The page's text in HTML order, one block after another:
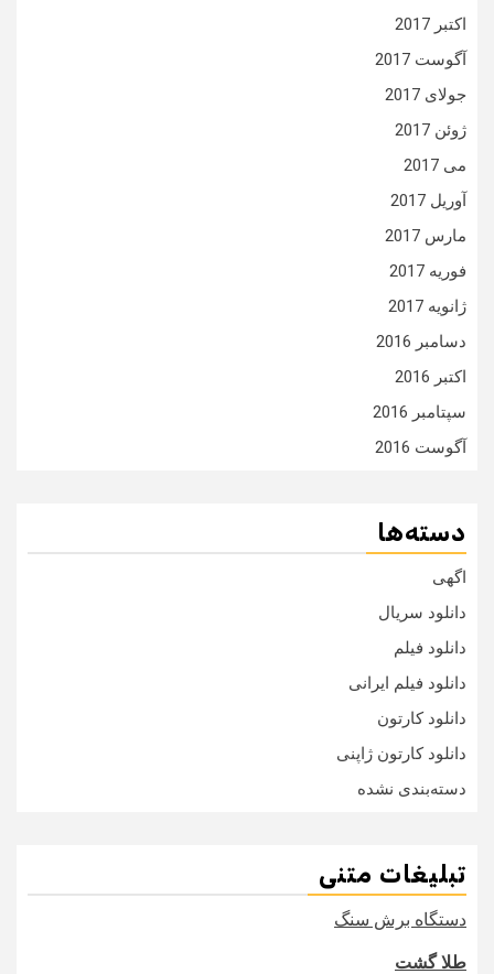
اکتبر 2017
آگوست 2017
جولای 2017
ژوئن 2017
می 2017
آوریل 2017
مارس 2017
فوریه 2017
ژانویه 2017
دسامبر 2016
اکتبر 2016
سپتامبر 2016
آگوست 2016
دسته‌ها
اگهی
دانلود سریال
دانلود فیلم
دانلود فیلم ایرانی
دانلود کارتون
دانلود کارتون ژاپنی
دسته‌بندی نشده
تبلیغات متنی
دستگاه برش سنگ
طلا گشت